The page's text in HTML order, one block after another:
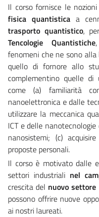
Il corso fornisce le
fisica quantistica a
trasporto quantistico,
Tencologie Quantistiche
fenomeni che ne sono alla
quello di fornore allo
complementino quelle di
come (a) familiarità
nanoelettronica e dalle
utilizzare la meccanica
ICT e delle
nanosistemi; (c)
proposte personali.
Il corso è motivato dalle
settori industriali nel
crescita del nuovo
possono offrire nuove
ai nostri laureati.